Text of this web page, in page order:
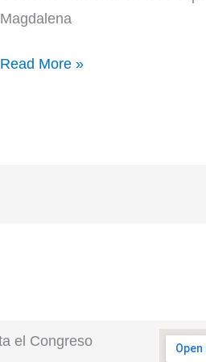
Magdalena
Read More »